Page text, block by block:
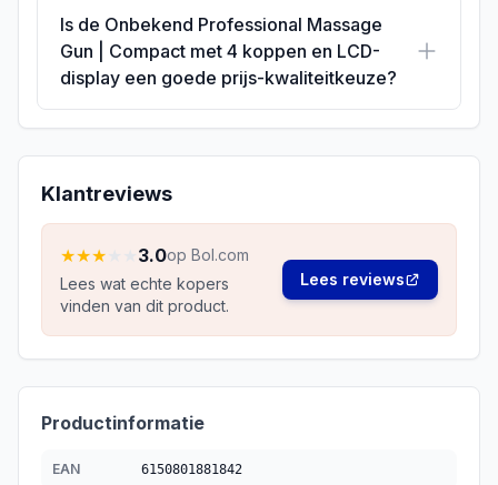
Is de Onbekend Professional Massage
Gun | Compact met 4 koppen en LCD-
display een goede prijs-kwaliteitkeuze?
Klantreviews
★★★ 3.0op Bol.com
Lees wat echte kopers
vinden van dit product.
Lees reviews
Productinformatie
EAN 6150801881842